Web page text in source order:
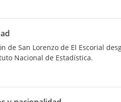
de San Lorenzo de El Escorial
Nacional de Estadística.